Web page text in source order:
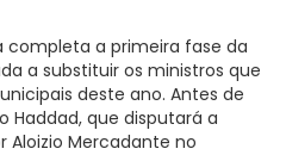
completa a primeira fase da
a substituir os ministros que
deste ano. Antes de
Haddad, que disputará a
Aloizio Mercadante no